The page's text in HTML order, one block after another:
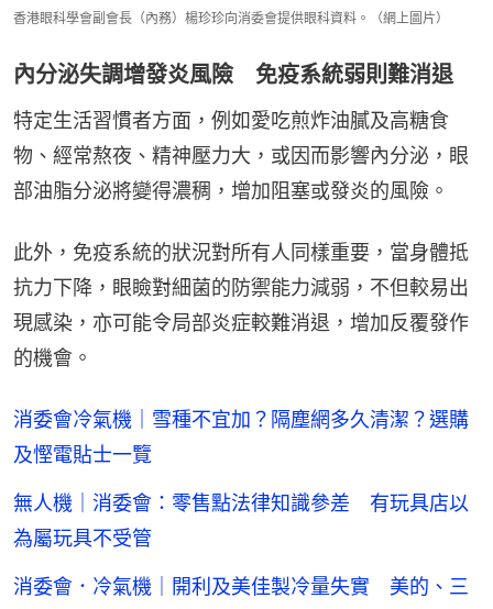
香港眼科學會副會長（內務）楊珍珍向消委會提供眼科資料。（網上圖片）
內分泌失調增發炎風險 免疫系統弱則難消退
特定生活習慣者方面，例如愛吃煎炸油膩及高糖食
物、經常熬夜、精神壓力大，或因而影響內分泌，眼
部油脂分泌將變得濃稠，增加阻塞或發炎的風險。
此外，免疫系統的狀況對所有人同樣重要，當身體抵
抗力下降，眼瞼對細菌的防禦能力減弱，不但較易出
現感染，亦可能令局部炎症較難消退，增加反覆發作
的機會。
消委會冷氣機｜雪種不宜加？隔塵網多久清潔？選購
及慳電貼士一覽
無人機｜消委會：零售點法律知識參差 有玩具店以
為屬玩具不受管
消委會．冷氣機｜開利及美佳製冷量失實 美的、三